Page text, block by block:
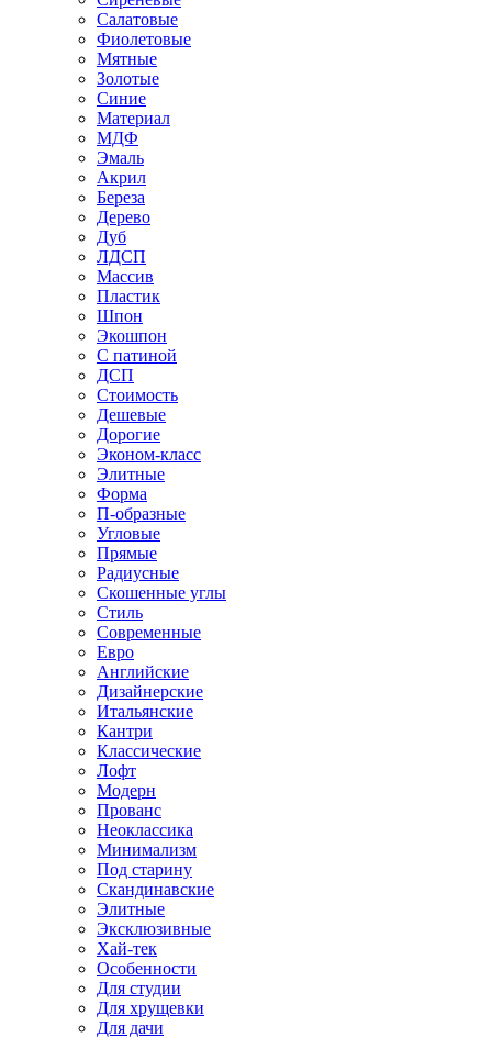
Салатовые
Фиолетовые
Мятные
Золотые
Синие
Материал
МДФ
Эмаль
Акрил
Береза
Дерево
Дуб
ЛДСП
Массив
Пластик
Шпон
Экошпон
С патиной
ДСП
Стоимость
Дешевые
Дорогие
Эконом-класс
Элитные
Форма
П-образные
Угловые
Прямые
Радиусные
Скошенные углы
Стиль
Современные
Евро
Английские
Дизайнерские
Итальянские
Кантри
Классические
Лофт
Модерн
Прованс
Неоклассика
Минимализм
Под старину
Скандинавские
Элитные
Эксклюзивные
Хай-тек
Особенности
Для студии
Для хрущевки
Для дачи